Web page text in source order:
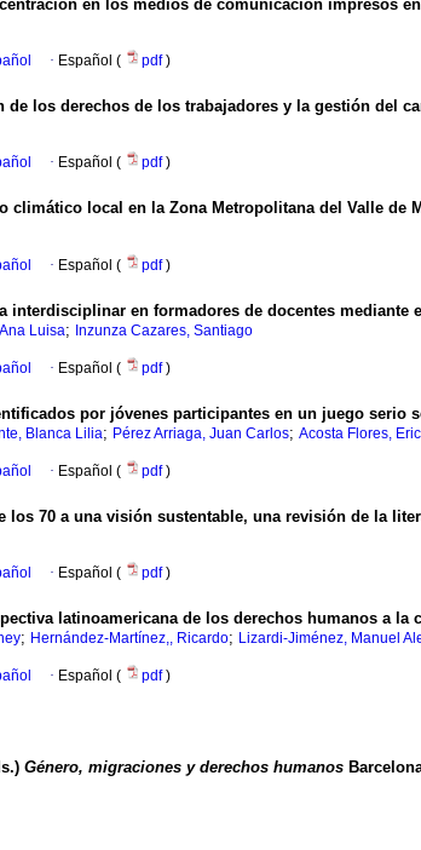
en los medios de comunicación impresos
· Español ( pdf)
de los derechos de los trabajadores y la gestión del
· Español ( pdf)
climático local en la Zona Metropolitana del Valle de
· Español ( pdf)
interdisciplinar en formadores de docentes mediante
Luisa; Inzunza Cazares, Santiago
· Español ( pdf)
por jóvenes participantes en un juego serio
Blanca Lilia; Pérez Arriaga, Juan Carlos; Acosta Flores,
· Español ( pdf)
los 70 a una visión sustentable, una revisión de la
· Español ( pdf)
latinoamericana de los derechos humanos a
; Hernández-Martínez,, Ricardo; Lizardi-Jiménez, Manuel
· Español ( pdf)
Género, migraciones y derechos humanos